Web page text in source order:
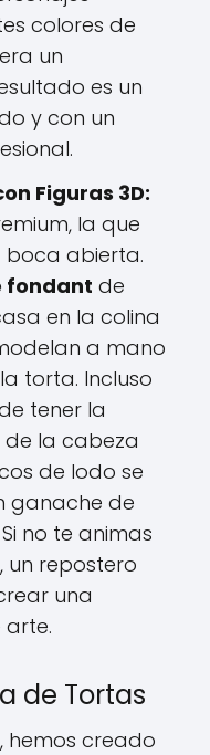
colores de
un
es un
y con un
Figuras 3D:
la que
abierta.
fondant de
en la colina
a mano
torta. Incluso
tener la
la cabeza
de lodo se
ganache de
no te animas
un repostero
una
de Tortas
hemos creado